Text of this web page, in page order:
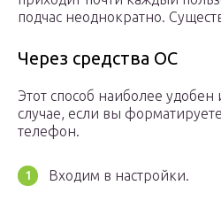
подчас неоднократно.
Через средства ОС
Этот способ наиболее удобен
случае, если вы
телефон.
Входим в настройки.